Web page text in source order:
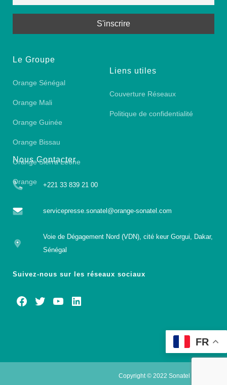
Le Groupe
Orange Sénégal
Orange Mali
Orange Guinée
Orange Bissau
Orange Sierra Leone
Orange
Liens utiles
Couverture Réseaux
Politique de confidentialité
Nous Contacter
+221 33 839 21 00
servicepresse.sonatel@orange-sonatel.com
Voie de Dégagement Nord (VDN), cité keur Gorgui, Dakar,
Sénégal
Suivez-nous sur les réseaux sociaux
Copyright © 2022 Sonatel
FR